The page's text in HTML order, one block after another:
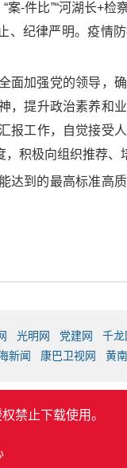
-件比”“河湖长+检
、纪律严明。疫情
面加强党的领导，
，提升政治素养和
报工作，自觉接受
积极向组织推荐、
达到的最高标准高
光明网 党建网 千龙
新闻 康巴卫视网 黄
禁止下载使用。